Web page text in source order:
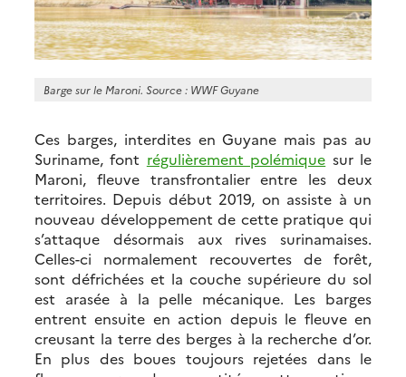
Barge sur le Maroni. Source : WWF Guyane
Ces barges, interdites en Guyane mais pas au
Suriname, font régulièrement polémique sur le
Maroni, fleuve transfrontalier entre les deux
territoires. Depuis début 2019, on assiste à un
nouveau développement de cette pratique qui
s’attaque désormais aux rives surinamaises.
Celles-ci normalement recouvertes de forêt,
sont défrichées et la couche supérieure du sol
est arasée à la pelle mécanique. Les barges
entrent ensuite en action depuis le fleuve en
creusant la terre des berges à la recherche d’or.
En plus des boues toujours rejetées dans le